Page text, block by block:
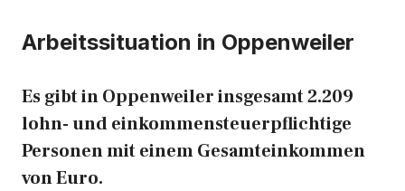
Arbeitssituation in Oppenweiler
Es gibt in Oppenweiler insgesamt 2.209
lohn- und einkommensteuerpflichtige
Personen mit einem Gesamteinkommen
von Euro.